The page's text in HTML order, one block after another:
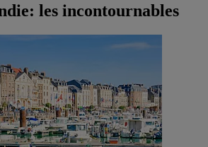
les incontournables